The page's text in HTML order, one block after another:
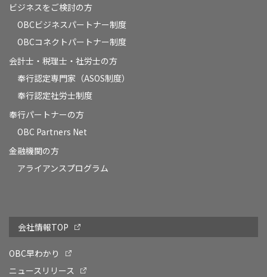
ビジネスをご検討の方
OBCビジネスパートナー制度
OBCコネクトパートナー制度
会計士・税理士・社労士の方
奉行認定専門家（ASOS制度）
奉行認定社労士制度
奉行パートナーの方
OBC Partners Net
金融機関の方
アライアンスプログラム
会社情報TOP
OBC早わかり
ニュースリリース